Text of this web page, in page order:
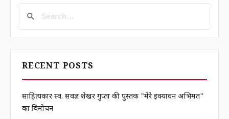
RECENT POSTS
साहित्यकार स्व. सर्वज्ञ शेखर गुप्ता की पुस्तक "मेरे इक्यावन अभिमत"
का विमोचन